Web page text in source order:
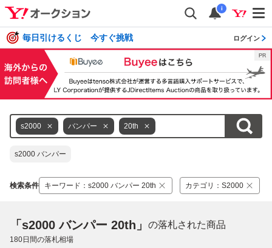
i
毎日引けるくじ 今すぐ挑戦 ログイン
s2000 バンパー 20th
s2000 バンパー
検索条件 キーワード ： s2000 バンパー 20th カテゴリ ： S2000
「s2000 バンパー 20th」 の落札された商品
180日間の落札相場